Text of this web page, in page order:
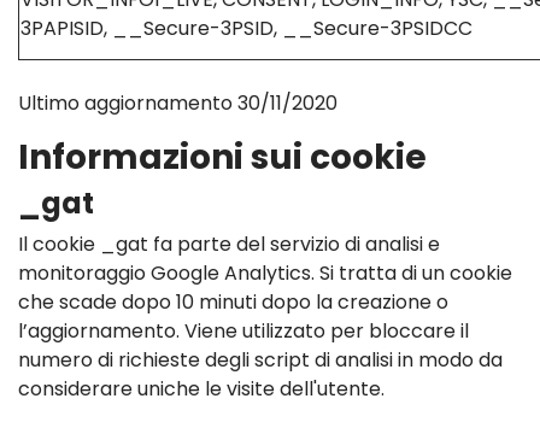
3PAPISID, __Secure-3PSID, __Secure-3PSIDCC
Ultimo aggiornamento 30/11/2020
Informazioni sui cookie
_gat
Il cookie _gat fa parte del servizio di analisi e
monitoraggio Google Analytics. Si tratta di un cookie
che scade dopo 10 minuti dopo la creazione o
l’aggiornamento. Viene utilizzato per bloccare il
numero di richieste degli script di analisi in modo da
considerare uniche le visite dell'utente.